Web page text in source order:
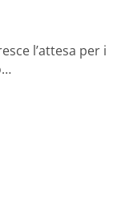
l’attesa per i